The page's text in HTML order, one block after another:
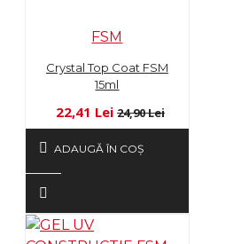
FSM
Crystal Top Coat FSM
15ml
22,41 Lei 24,90 Lei
ADAUGĂ ÎN COŞ